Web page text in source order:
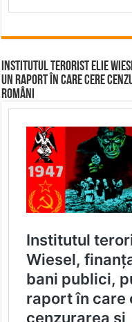
Institutul terorist Elie
un raport în care cere
români